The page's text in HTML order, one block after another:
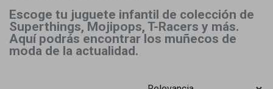
Escoge tu juguete infantil de colección de
Superthings, Mojipops, T-Racers y más.
Aquí podrás encontrar los muñecos de
moda de la actualidad.